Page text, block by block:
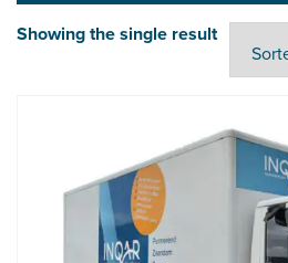
Showing the single result